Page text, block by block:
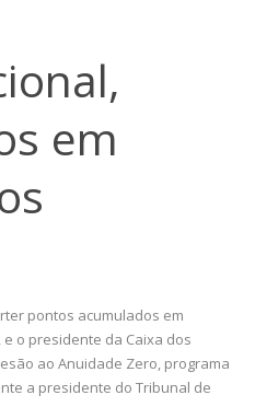
em
pontos acumulados em
o presidente da Caixa dos
ao Anuidade Zero, programa
a presidente do Tribunal de